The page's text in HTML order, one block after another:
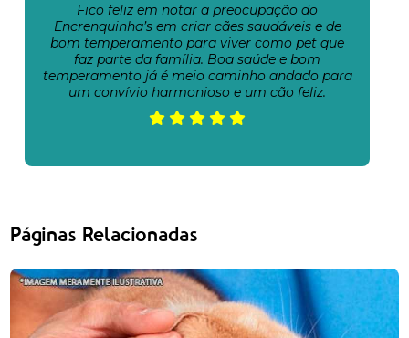
Fico feliz em notar a preocupação do
Encrenquinha’s em criar cães saudáveis e de
bom temperamento para viver como pet que
faz parte da família. Boa saúde e bom
temperamento já é meio caminho andado para
um convívio harmonioso e um cão feliz.
Páginas Relacionadas